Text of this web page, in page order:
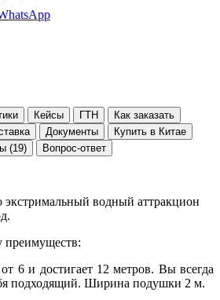
Кейсы ГТН
Как заказать
Документы
Купить в Китае
(19) Вопрос-ответ
экстримальный водный аттракцион
преимуществ:
6 и достигает 12 метров. Вы всегда
подходящий. Ширина подушки 2 м.